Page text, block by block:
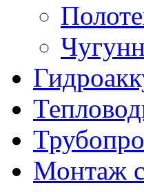
Монтаж